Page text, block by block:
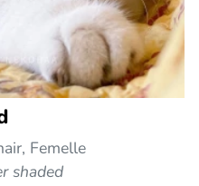
Femelle
shaded